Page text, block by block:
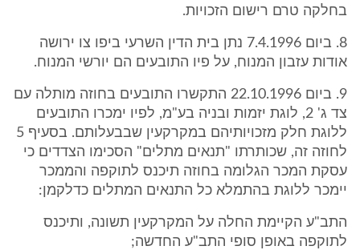
בחלקה טרם רישום הזכויות.
8. ביום 7.4.1996 נתן בית הדין השרעי ביפו צו ירושה
אודות עזבון המנוח, על פיו התובעים הם יורשי המנוח.
9. ביום 22.10.1996 התקשרו התובעים בחוזה מותלה עם
צד ג' 2, לוגת יזמות ובניה בע"מ, לפיו ימכרו התובעים
ללוגת חלק מזכויותיהם במקרקעין שבבעלותם. בסעיף 5
לחוזה זה, שכותרתו "תנאים מתלים" הסכימו הצדדים כי
עסקת המכר הגלומה בחוזה תיכנס לתוקפה והממכר
יימכר ללוגת בהתמלא כל התנאים המתלים כדלקמן:
התב"ע הקיימת החלה על המקרקעין תשונה, ותיכנס
לתוקפה באופן סופי התב"ע החדשה;